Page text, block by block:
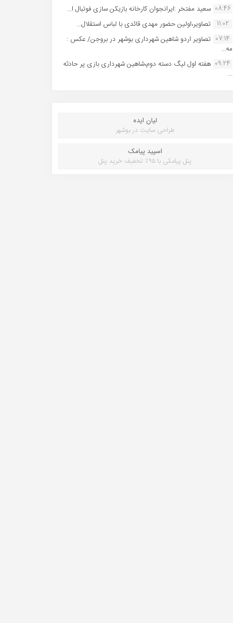
08:46 سعید مفتخر :ایرانجوان کارخانه بازیکن سازی فوتبال ا...
11:02
تصاویر،اولین حضور مهدی قائدی با لباس استقلال...
07:14 تصاویر اردو شاهین شهرداری بوشهر در بروجن/ عکس :
مه...
09:24 هفته اول لیگ دسته دوم،شاهین شهرداری بازی پر حادثه
...
لیان ایده
طراحی سایت در بوشهر
اسپید پیامک
پنل پیامکی با ۹۵٪ تخفیف خرید پنل